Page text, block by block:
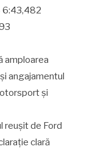
6:43,482
amploarea
angajamentul
și
reușit de Ford
clară